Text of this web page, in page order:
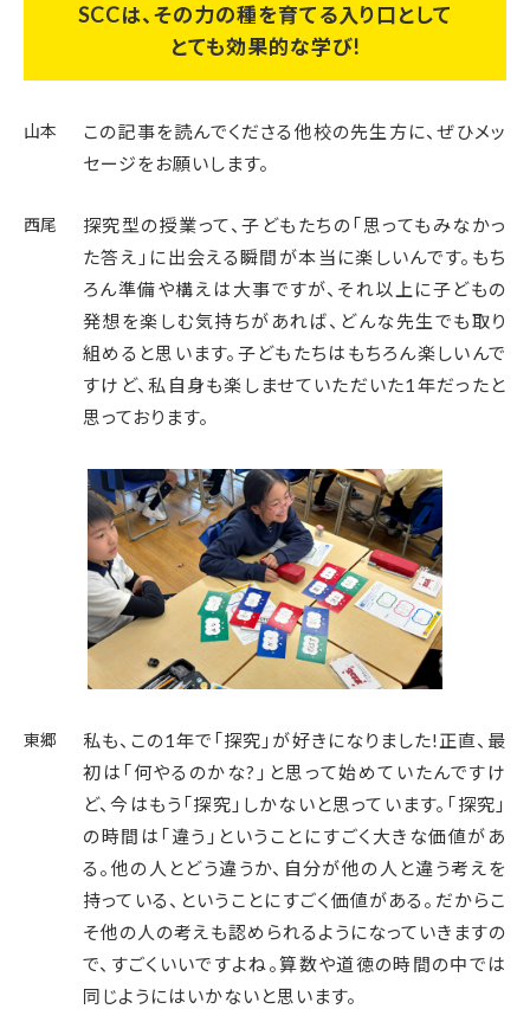
SCCは、その力の種を育てる入り口として
とても効果的な学び!
山本
この記事を読んでくださる他校の先生方に、ぜひメッ
セージをお願いします。
西尾
探究型の授業って、子どもたちの「思ってもみなかっ
た答え」に出会える瞬間が本当に楽しいんです。もち
ろん準備や構えは大事ですが、それ以上に子どもの
発想を楽しむ気持ちがあれば、どんな先生でも取り
組めると思います。子どもたちはもちろん楽しいんで
すけど、私自身も楽しませていただいた1年だったと
思っております。
東郷
私も、この1年で「探究」が好きになりました!正直、最
初は「何やるのかな?」と思って始めていたんですけ
ど、今はもう「探究」しかないと思っています。「探究」
の時間は「違う」ということにすごく大きな価値があ
る。他の人とどう違うか、自分が他の人と違う考えを
持っている、ということにすごく価値がある。だからこ
そ他の人の考えも認められるようになっていきますの
で、すごくいいですよね。算数や道徳の時間の中では
同じようにはいかないと思います。